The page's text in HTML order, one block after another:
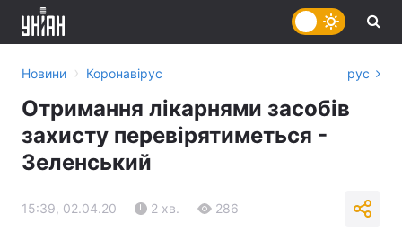
Новини › Коронавірус рус
Отримання лікарнями засобів
захисту перевірятиметься -
Зеленський
15:39, 02.04.20 2 хв. 286